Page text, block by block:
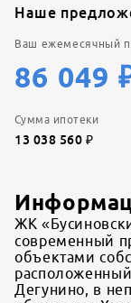
Наше
Ваш ежемесячный
86 049
Сумма ипотеки
13 038 560 ₽
ЖК
современный
объектами
Дегунино, в